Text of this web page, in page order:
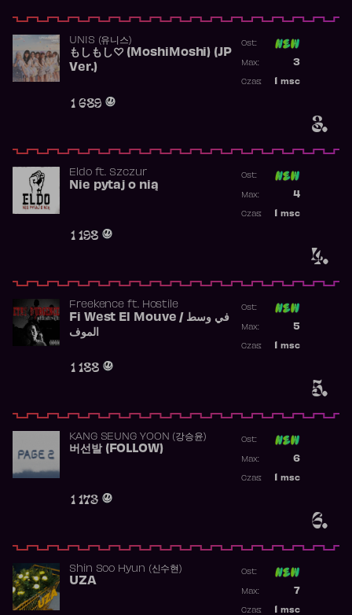
3.
UNIS (유니스)
もしもし♡ (MoshiMoshi) (JP
Ver.)
1 689
Ost:
3
Max:
msc
Czas:
4.
Eldoft. Szczur
Nie pytaj o nią
1 198
Ost:
4
Max:
msc
Czas:
5.
Freekence ft. Hostile
Fi West El Mouve / في وسط
الموف
1 188
Ost:
5
Max:
msc
Czas:
6.
KANG SEUNG YOON (강승윤)
버선발 (FOLLOW)
1 173
Ost:
6
Max:
msc
Czas:
Shin Soo Hyun (신수현)
UZA
Ost:
7
Max:
msc
Czas: